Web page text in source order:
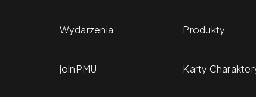
Wydarzenia Produkty
joinPMU Karty